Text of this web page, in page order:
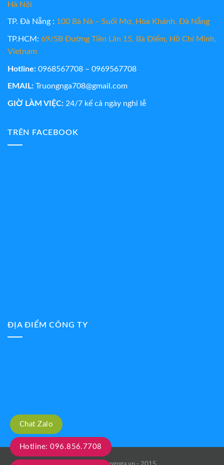
Hà Nội
TP. Đà Nẵng : 100 Bà Nà – Suối Mơ, Hòa Khánh, Đà Nẵng
TP.HCM: 69/5B Đường Tiền Lân 15, Bà Điểm, Hồ Chí Minh,
Vietnam
Hotline: 0968567708 – 0969567708
EMAIL: Truongnga708@gmail.com
GIỜ LÀM VIỆC: 24/7 kể cả ngày nghỉ lễ
TRÊN FACEBOOK
ĐỊA ĐIỂM CÔNG TY
Chat Zalo
Hotline: 096.856.7708